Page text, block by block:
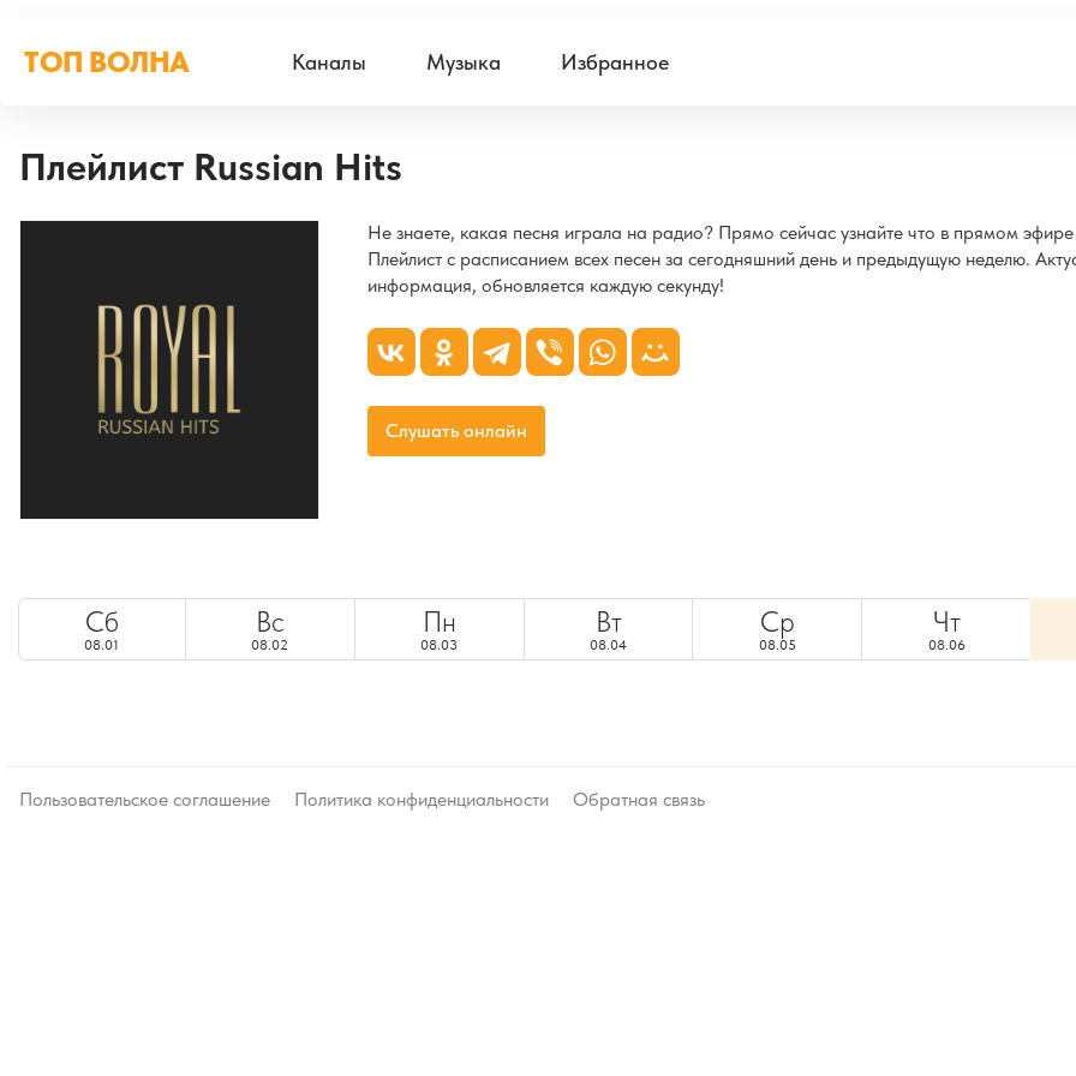
ТОП ВОЛНА Каналы Музыка Избранное
Плейлист Russian Hits
Не знаете, какая песня играла на радио? Прямо сейчас узнайте что в прямом эфире
Плейлист с расписанием всех песен за сегодняшний день и предыдущую неделю.
информация, обновляется каждую секунду!
Слушать онлайн
Сб
08.01
Вс
08.02
Пн
08.03
Вт
08.04
Ср
08.05
Чт
08.06
Пользовательское соглашение Политика конфиденциальности Обратная связь